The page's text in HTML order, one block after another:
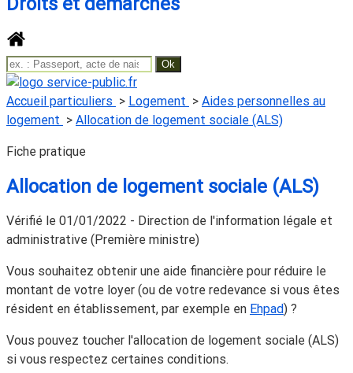
Accueil particuliers > Logement > Aides personnelles au
logement > Allocation de logement sociale (ALS)
Fiche pratique
Allocation de logement sociale (ALS)
Vérifié le 01/01/2022 - Direction de l'information légale et
administrative (Première ministre)
Vous souhaitez obtenir une aide financière pour réduire le
montant de votre loyer (ou de votre redevance si vous êtes
résident en établissement, par exemple en Ehpad) ?
Vous pouvez toucher l'allocation de logement sociale (ALS)
si vous respectez certaines conditions.